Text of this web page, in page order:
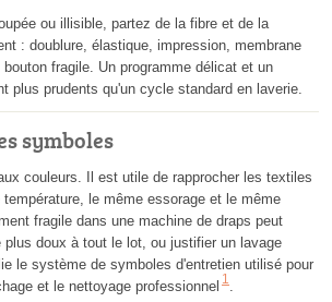
ou illisible, partez de la fibre et de la
: doublure, élastique, impression, membrane
fragile. Un programme délicat et un
plus prudents qu'un cycle standard en laverie.
symboles
couleurs. Il est utile de rapprocher les textiles
le même essorage et le même
fragile dans une machine de draps peut
plus doux à tout le lot, ou justifier un lavage
le système de symboles d'entretien utilisé pour
et le nettoyage professionnel 1.